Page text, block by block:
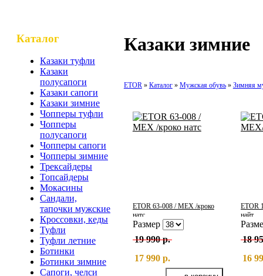
Каталог
Казаки туфли
Казаки
полусапоги
Казаки сапоги
Казаки зимние
Чопперы туфли
Чопперы
полусапоги
Чопперы сапоги
Чопперы зимние
Трексайдеры
Топсайдеры
Мокасины
Сандали,
тапочки мужские
Кроссовки, кеды
Туфли
Туфли летние
Ботинки
Ботинки зимние
Сапоги, челси
Казаки зимние
ETOR Каталог Мужская обувь Зимняя
ETOR 63-008 / МЕХ /кроко
натс
Размер
19 990 р.
17 990 р.
ETOR
найт
18
16